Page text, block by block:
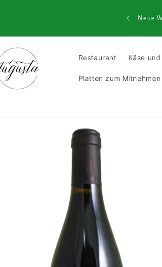
zum 23. August keinen Käse. Vielen
Neue
Restaurant Käse
Platten zum Mitnehmen